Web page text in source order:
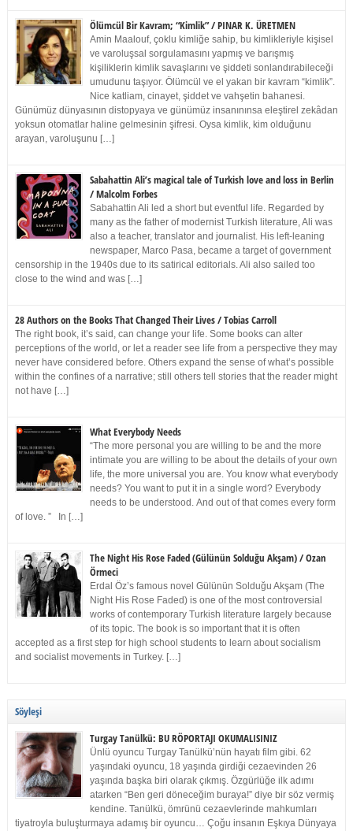
Ölümcül Bir Kavram; “Kimlik” / PINAR K. ÜRETMEN
Amin Maalouf, çoklu kimliğe sahip, bu kimlikleriyle kişisel
ve varoluşsal sorgulamasını yapmış ve barışmış
kişiliklerin kimlik savaşlarını ve şiddeti sonlandırabileceği
umudunu taşıyor. Ölümcül ve el yakan bir kavram “kimlik”.
Nice katliam, cinayet, şiddet ve vahşetin bahanesi.
Günümüz dünyasının distopyaya ve günümüz insanınınsa eleştirel zekâdan
yoksun otomatlar haline gelmesinin şifresi. Oysa kimlik, kim olduğunu
arayan, varoluşunu […]
Sabahattin Ali’s magical tale of Turkish love and loss in Berlin
/ Malcolm Forbes
Sabahattin Ali led a short but eventful life. Regarded by
many as the father of modernist Turkish literature, Ali was
also a teacher, translator and journalist. His left-leaning
newspaper, Marco Pasa, became a target of government
censorship in the 1940s due to its satirical editorials. Ali also sailed too
close to the wind and was […]
28 Authors on the Books That Changed Their Lives / Tobias Carroll
The right book, it’s said, can change your life. Some books can alter
perceptions of the world, or let a reader see life from a perspective they may
never have considered before. Others expand the sense of what’s possible
within the confines of a narrative; still others tell stories that the reader might
not have […]
What Everybody Needs
“The more personal you are willing to be and the more
intimate you are willing to be about the details of your own
life, the more universal you are. You know what everybody
needs? You want to put it in a single word? Everybody
needs to be understood. And out of that comes every form
of love. ” In […]
The Night His Rose Faded (Gülünün Solduğu Akşam) / Ozan
Örmeci
Erdal Öz’s famous novel Gülünün Solduğu Akşam (The
Night His Rose Faded) is one of the most controversial
works of contemporary Turkish literature largely because
of its topic. The book is so important that it is often
accepted as a first step for high school students to learn about socialism
and socialist movements in Turkey. […]
Söyleşi
Turgay Tanülkü: BU RÖPORTAJI OKUMALISINIZ
Ünlü oyuncu Turgay Tanülkü’nün hayatı film gibi. 62
yaşındaki oyuncu, 18 yaşında girdiği cezaevinden 26
yaşında başka biri olarak çıkmış. Özgürlüğe ilk adımı
atarken “Ben geri döneceğim buraya!” diye bir söz vermiş
kendine. Tanülkü, ömrünü cezaevlerinde mahkumları
tiyatroyla buluşturmaya adamış bir oyuncu… Çoğu insanın Eşkıya Dünyaya